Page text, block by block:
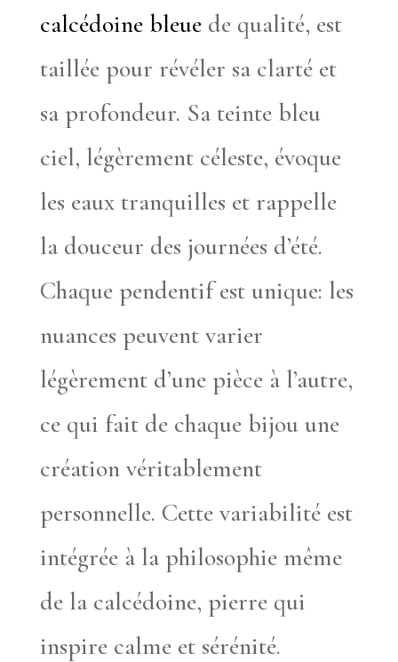
calcédoine bleuede qualité, est
taillée pour révéler sa clarté et
sa profondeur. Sa teinte bleu
ciel, légèrement céleste, évoque
les eaux tranquilles et rappelle
la douceur des journées d’été.
Chaque pendentif est unique: les
nuances peuvent varier
légèrement d’une pièce à l’autre,
ce qui fait de chaque bijou une
création véritablement
personnelle. Cette variabilité est
intégrée à la philosophie même
de la calcédoine, pierre qui
inspire calme et sérénité.